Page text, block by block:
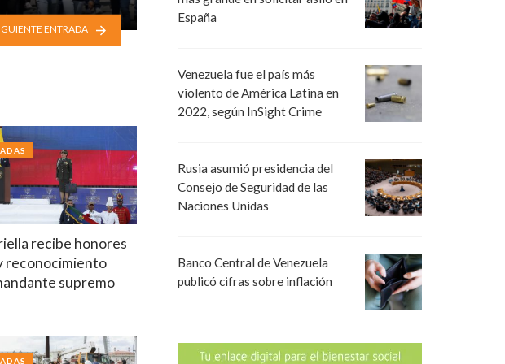
ENTRADA
recibe honores
reconocimiento
supremo
España
Venezuela fue el país más
violento de América Latina en
2022, según InSight Crime
Rusia asumió presidencia del
Consejo de Seguridad de las
Naciones Unidas
Banco Central de Venezuela
publicó cifras sobre inflación